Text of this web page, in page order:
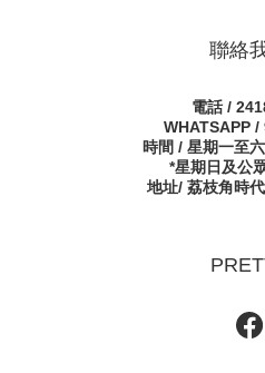
聯絡
電話 /
WHATSAPP
時間 / 星期一至
*星期日及公
地址/ 荔枝角時